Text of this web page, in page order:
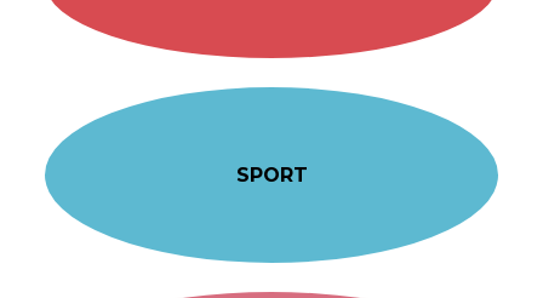
SPORT